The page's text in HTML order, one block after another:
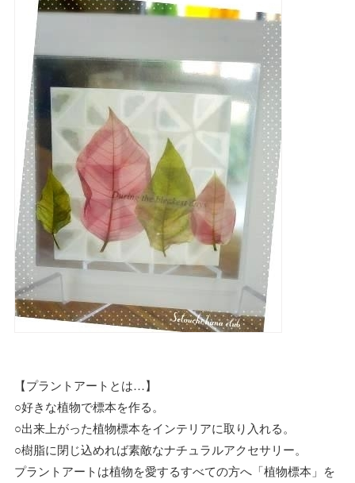
【プラントアートとは…】
○好きな植物で標本を作る。
○出来上がった植物標本をインテリアに取り入れる。
○樹脂に閉じ込めれば素敵なナチュラルアクセサリー。
プラントアートは植物を愛するすべての方へ「植物標本」を